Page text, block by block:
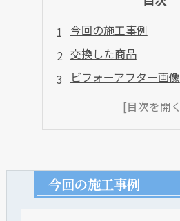
今回の施工事例
交換した商品
ビフォーアフター画像
今回の施工事例